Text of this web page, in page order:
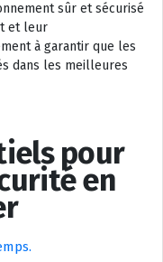
sûr et sécurisé
et leur
à garantir que les
dans les meilleures
pour
en